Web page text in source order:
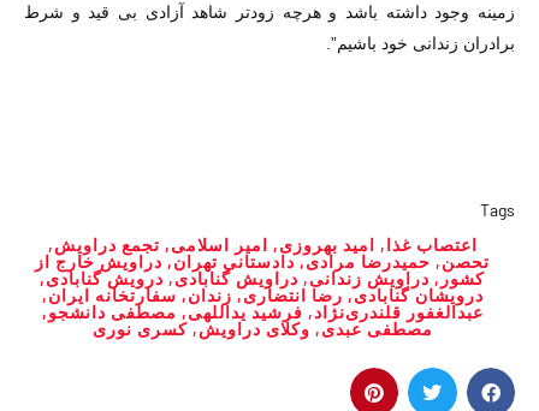
زمینه وجود داشته باشد و هرچه زودتر شاهد آزادی بی قید و شرط
برادران زندانی خود باشیم”.
Tags
اعتصاب غذا, امید بهروزی, امیر اسلامی, تجمع دراویش,
تحصن, حمیدرضا مرادی,دادستانی تهران, دراویش خارج از
کشور , دراویش زندانی, دراویش گنابادی, درویش گنابادی,
درویشان گنابادی, رضا انتضاری, زندان, سفارتخانه ایران,
عبدالغفور قلندری‌نژاد, فرشید یداللهی, مصطفی دانشجو,
مصطفی عبدی, وکلای دراویش,کسری نوری